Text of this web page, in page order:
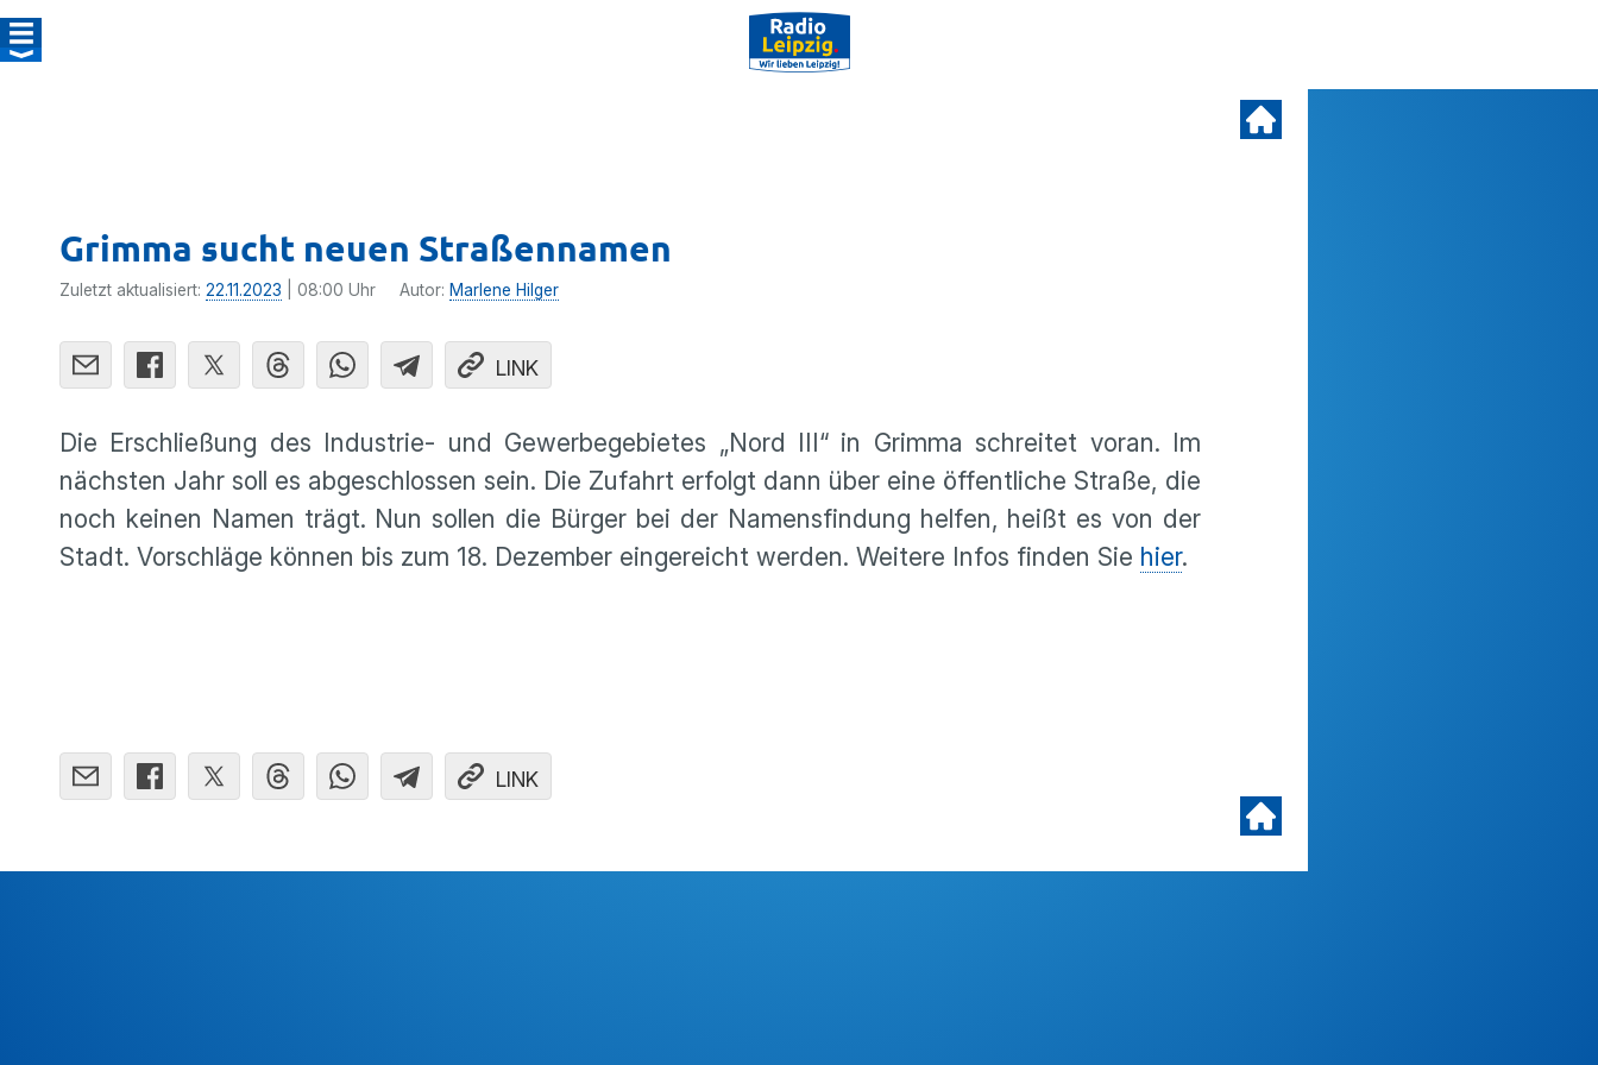
Grimma sucht neuen Straßennamen
Zuletzt aktualisiert: 22.11.2023 | 08:00 Uhr Autor: Marlene Hilger
LINK
Die Erschließung des Industrie- und Gewerbegebietes „Nord III“ in Grimma schreitet voran. Im
nächsten Jahr soll es abgeschlossen sein. Die Zufahrt erfolgt dann über eine öffentliche Straße, die
noch keinen Namen trägt. Nun sollen die Bürger bei der Namensfindung helfen, heißt es von der
Stadt. Vorschläge können bis zum 18. Dezember eingereicht werden. Weitere Infos finden Sie hier.
LINK